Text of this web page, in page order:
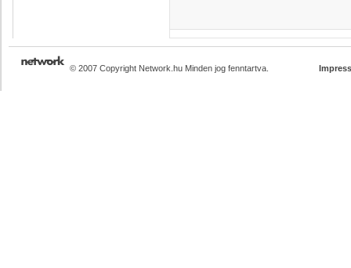
© 2007 Copyright Network.hu Minden jog fenntartva.